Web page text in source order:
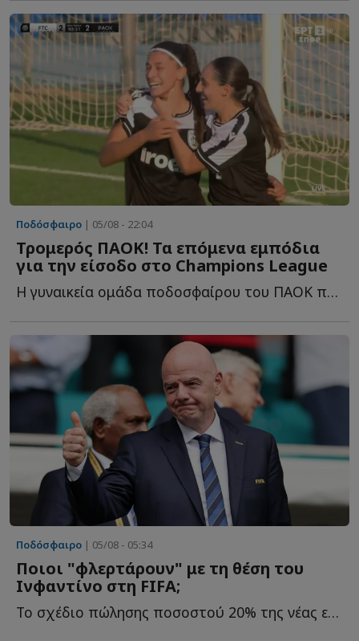
Ποδόσφαιρο | 05/08 - 22:04
Τρομερός ΠΑΟΚ! Τα επόμενα εμπόδια
για την είσοδο στο Champions League
Η γυναικεία ομάδα ποδοσφαίρου του ΠΑΟΚ προκρίθηκε σ...
Ποδόσφαιρο | 05/08 - 05:34
Ποιοι "φλερτάρουν" με τη θέση του
Ινφαντίνο στη FIFA;
Το σχέδιο πώλησης ποσοστού 20% της νέας εμπορικής εταιρείας τ...